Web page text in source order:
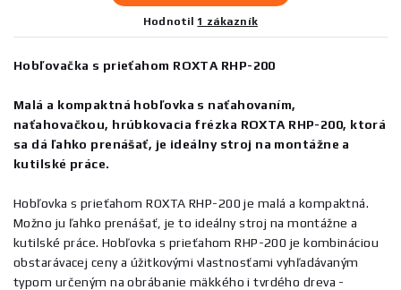
Hodnotil 1 zákazník
Hobľovačka s prieťahom ROXTA RHP-200
Malá a kompaktná hobľovka s naťahovaním,
naťahovačkou, hrúbkovacia frézka ROXTA RHP-200, ktorá
sa dá ľahko prenášať, je ideálny stroj na montážne a
kutilské práce.
Hobľovka s prieťahom ROXTA RHP-200 je malá a kompaktná.
Možno ju ľahko prenášať, je to ideálny stroj na montážne a
kutilské práce. Hobľovka s prieťahom RHP-200 je kombináciou
obstarávacej ceny a úžitkovými vlastnosťami vyhľadávaným
typom určeným na obrábanie mäkkého i tvrdého dreva -